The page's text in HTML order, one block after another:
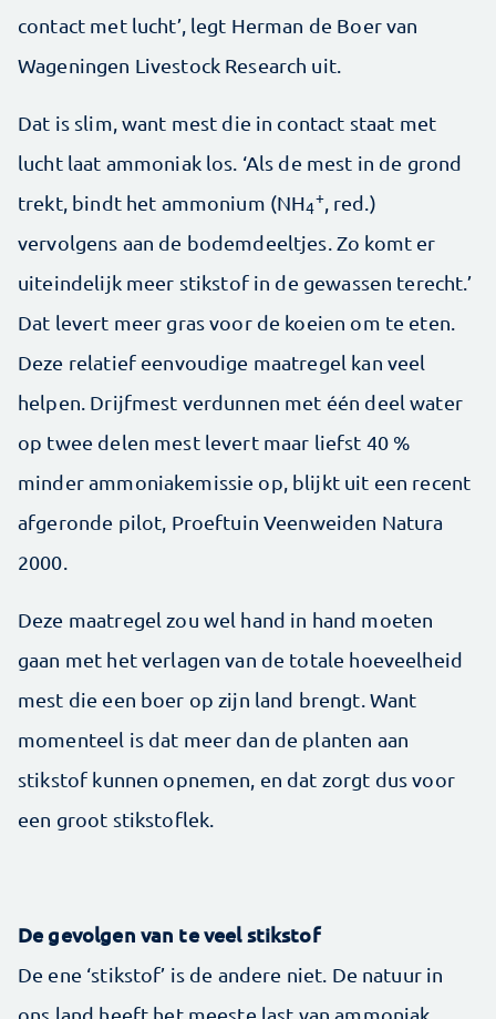
contact met lucht’, legt Herman de Boer van
Wageningen Livestock Research uit.
Dat is slim, want mest die in contact staat met
lucht laat ammoniak los. ‘Als de mest in de grond
trekt, bindt het ammonium (NH4
+, red.)
vervolgens aan de bodemdeeltjes. Zo komt er
uiteindelijk meer stikstof in de gewassen terecht.’
Dat levert meer gras voor de koeien om te eten.
Deze relatief eenvoudige maatregel kan veel
helpen. Drijfmest verdunnen met één deel water
op twee delen mest levert maar liefst 40 %
minder ammoniakemissie op, blijkt uit een recent
afgeronde pilot, Proeftuin Veenweiden Natura
2000.
Deze maatregel zou wel hand in hand moeten
gaan met het verlagen van de totale hoeveelheid
mest die een boer op zijn land brengt. Want
momenteel is dat meer dan de planten aan
stikstof kunnen opnemen, en dat zorgt dus voor
een groot stikstoflek.
De gevolgen van te veel stikstof
De ene ‘stikstof’ is de andere niet. De natuur in
ons land heeft het meeste last van ammoniak